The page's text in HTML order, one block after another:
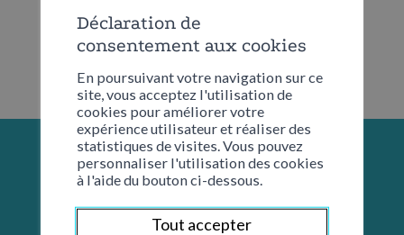
Déclaration de
consentement aux cookies
En poursuivant votre navigation sur ce
site, vous acceptez l'utilisation de
cookies pour améliorer votre
expérience utilisateur et réaliser des
statistiques de visites. Vous pouvez
personnaliser l'utilisation des cookies
à l'aide du bouton ci-dessous.
Tout accepter